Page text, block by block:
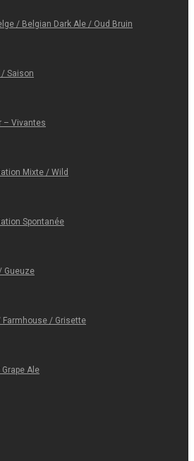
/ Belgian Dark Ale / Oud Bruin
Saison
– Vivantes
Mixte / Wild
Spontanée
Gueuze
Farmhouse / Grisette
Ale